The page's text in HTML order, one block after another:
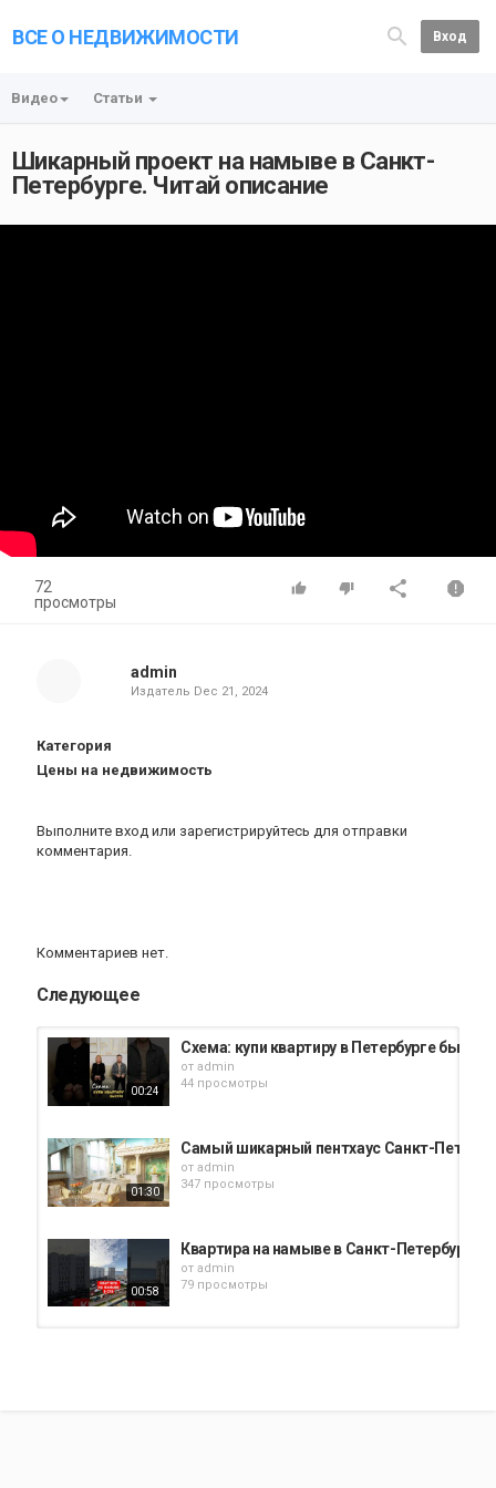
ВСЕ О НЕДВИЖИМОСТИ Вход
Видео Статьи
Шикарный проект на намыве в Санкт-
Петербурге. Читай описание
72
просмотры
admin
Издатель Dec 21, 2024
Категория
Цены на недвижимость
Выполните вход или зарегистрируйтесь для отправки
комментария.
Комментариев нет.
Следующее
00:24
Схема: купи квартиру в Петербурге
от admin
44 просмотры
01:30
Самый шикарный пентхаус Санкт-
от admin
347 просмотры
00:58
Квартира на намыве в Санкт-
от admin
79 просмотры